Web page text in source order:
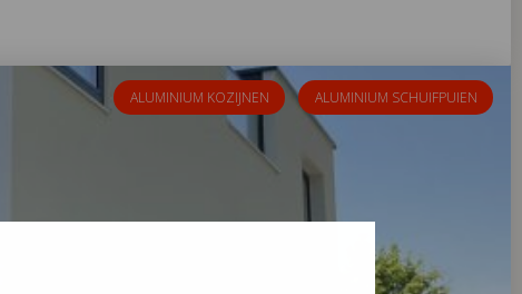
ALUMINIUM KOZIJNEN ALUMINIUM SCHUIFPUIEN